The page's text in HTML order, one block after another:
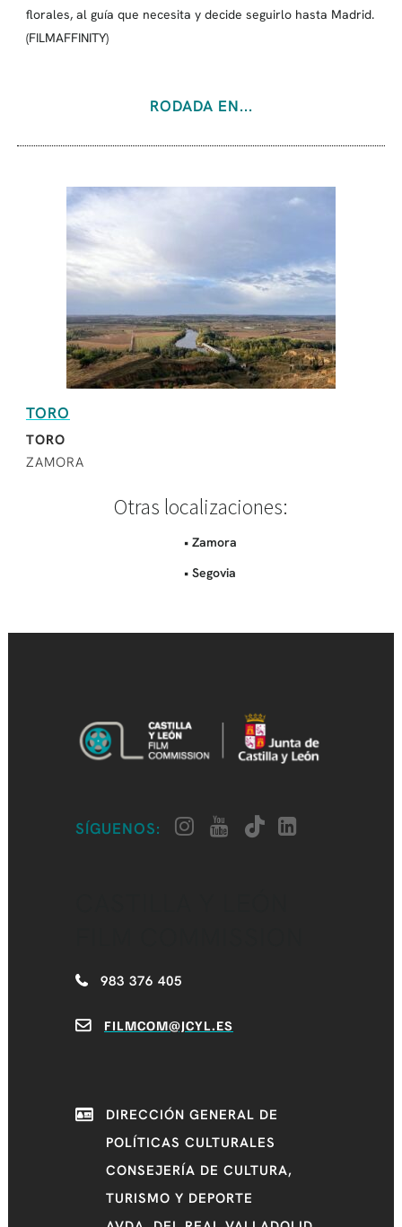
florales, al guía que necesita y decide seguirlo hasta Madrid.
(FILMAFFINITY)
RODADA EN...
TORO
TORO
ZAMORA
Otras localizaciones:
• Zamora
• Segovia
SÍGUENOS:
983 376 405
FILMCOM@JCYL.ES
DIRECCIÓN GENERAL DE
POLÍTICAS CULTURALES
CONSEJERÍA DE CULTURA,
TURISMO Y DEPORTE